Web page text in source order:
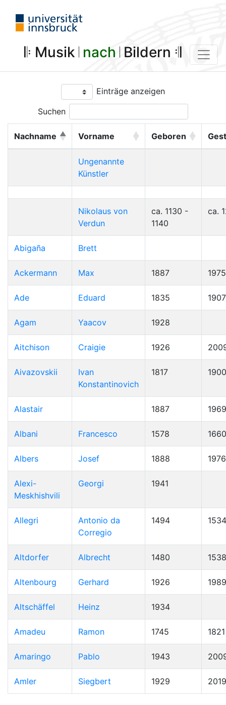
𝄆 Musik 𝄀 nach 𝄀 Bildern 𝄇
Einträge anzeigen
Suchen
Nachname Vorname Geboren
Ungenannte
Künstler
Nikolaus von
Verdun
ca. 1130 -
1140
ca.
Abigaña Brett
Ackermann Max 1887 1975
Ade Eduard 1835 1907
Agam Yaacov 1928
Aitchison Craigie 1926
Aivazovskii
Ivan
Konstantinovich
1817 1900
Alastair 1887 1969
Albani Francesco 1578 1660
Albers Josef 1888 1976
Alexi-
Meskhishvili
Georgi 1941
Allegri
Antonio da
Corregio
1494 1534
Altdorfer Albrecht 1480 1538
Altenbourg Gerhard 1926 1989
Altschäffel Heinz 1934
Amadeu Ramon 1745 1821
Amaringo Pablo 1943
Amler Siegbert 1929 2019